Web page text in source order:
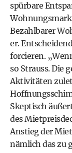
spürbare
Bezahlbarer
er.
forcieren.
so Strauss. Die
Aktivitäten
Skeptisch
des
Anstieg der
nämlich das zu